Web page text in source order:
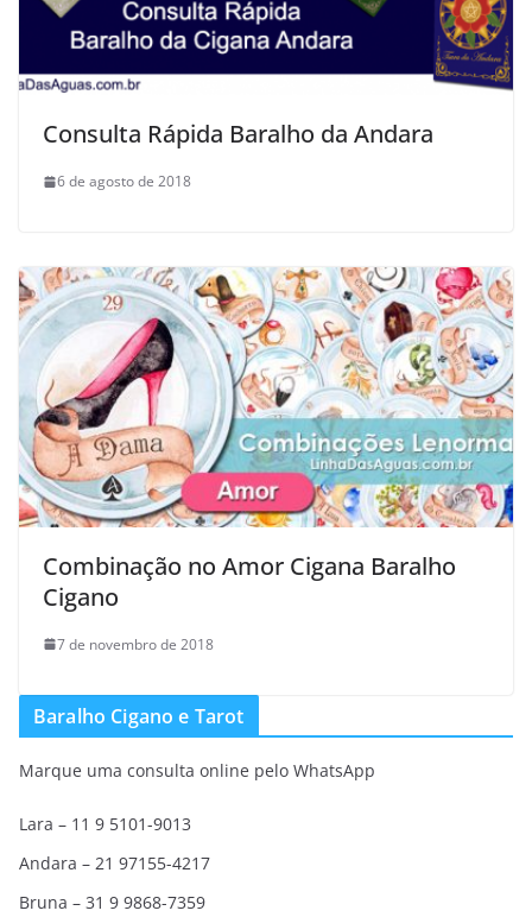
Consulta Rápida Baralho da Andara
6 de agosto de 2018
Combinação no Amor Cigana Baralho
Cigano
7 de novembro de 2018
Baralho Cigano e Tarot
Marque uma consulta online pelo WhatsApp
Lara – 11 9 5101-9013
Andara – 21 97155-4217
Bruna – 31 9 9868-7359